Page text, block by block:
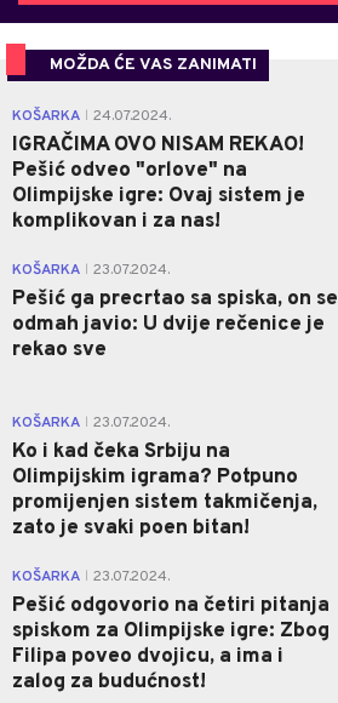
MOŽDA ĆE VAS ZANIMATI
KOŠARKA 24.07.2024.
IGRAČIMA OVO NISAM REKAO!
Pešić odveo "orlove" na
Olimpijske igre: Ovaj sistem je
komplikovan i za nas!
KOŠARKA 23.07.2024.
Pešić ga precrtao sa spiska, on se
odmah javio: U dvije rečenice je
rekao sve
KOŠARKA 23.07.2024.
Ko i kad čeka Srbiju na
Olimpijskim igrama? Potpuno
promijenjen sistem takmičenja,
zato je svaki poen bitan!
KOŠARKA 23.07.2024.
Pešić odgovorio na četiri pitanja
spiskom za Olimpijske igre: Zbog
Filipa poveo dvojicu, a ima i
zalog za budućnost!